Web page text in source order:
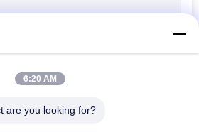
더링 머신
6:20 AM
are you looking for?